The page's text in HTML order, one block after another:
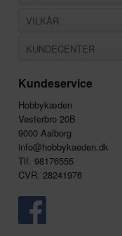
VILKÅR
KUNDECENTER
Kundeservice
Hobbykæden
Vesterbro 20B
9000 Aalborg
info@hobbykaeden.dk
Tlf. 98176555
CVR: 28241976